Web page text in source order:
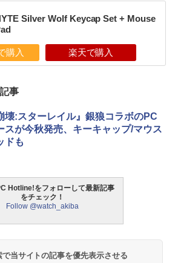
Silver Wolf Keycap Set + Mouse
購入 楽天で購入
事
壊:スターレイル』銀狼コラボのPC
スが今秋発売、キーキャップ/マウス
ドも
Hotline!をフォローして最新記事
をチェック！
Follow @watch_akiba
当サイトの記事を優先表示させる